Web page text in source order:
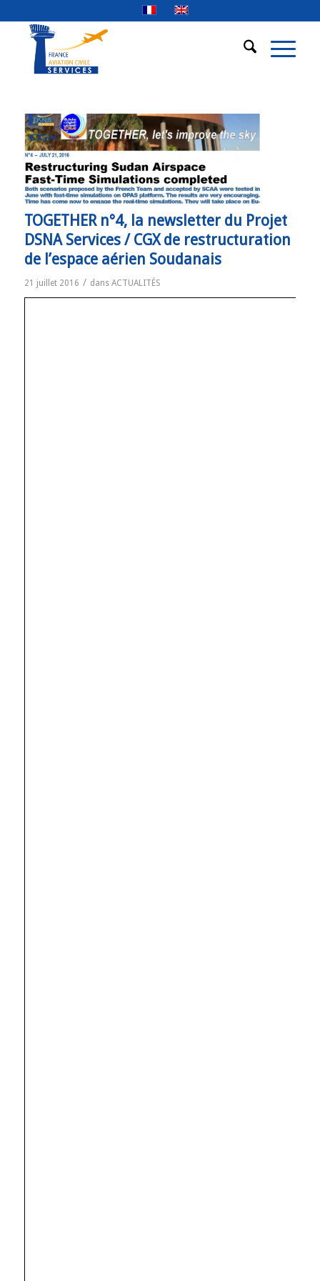
TOGETHER n°4, la newsletter du Projet
DSNA Services / CGX de restructuration
de l’espace aérien Soudanais
21 juillet 2016 / dans ACTUALITÉS